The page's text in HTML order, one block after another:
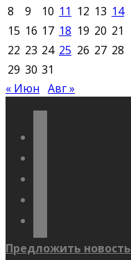
8
9 10 11 12 13 14
15 16 17 18 19 20 21
22 23 24 25 26 27 28
29 30 31
« Июн Авг »
Предложить новость